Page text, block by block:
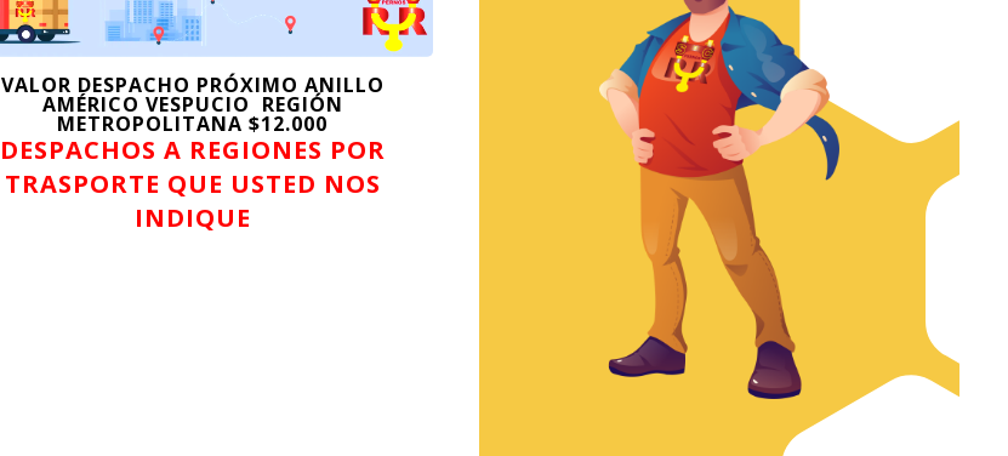
VALOR DESPACHO PRÓXIMO ANILLO
AMÉRICO VESPUCIO REGIÓN
METROPOLITANA $12.000
DESPACHOS A REGIONES POR
TRASPORTE QUE USTED NOS
INDIQUE
hasta
$30.149
$30.149